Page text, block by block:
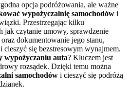
opcja podróżowania, ale ważne
wypożyczalnię samochodów i
Przestrzegając kilku
jak czytanie umowy, sprawdzenie
dokumentowanie jego stanu,
się bezstresowym wynajmem.
wypożyczaniu auta? Kluczem jest
rozsądek. Dzięki temu można
samochodów i cieszyć się podróżą